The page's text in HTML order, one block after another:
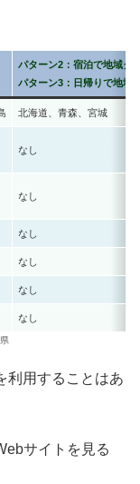
パターン2：宿泊で地域ク
パターン3：日帰りで地域
北海道、青森、宮城
なし
なし
なし
なし
なし
なし
利用することはあ
サイトを見る